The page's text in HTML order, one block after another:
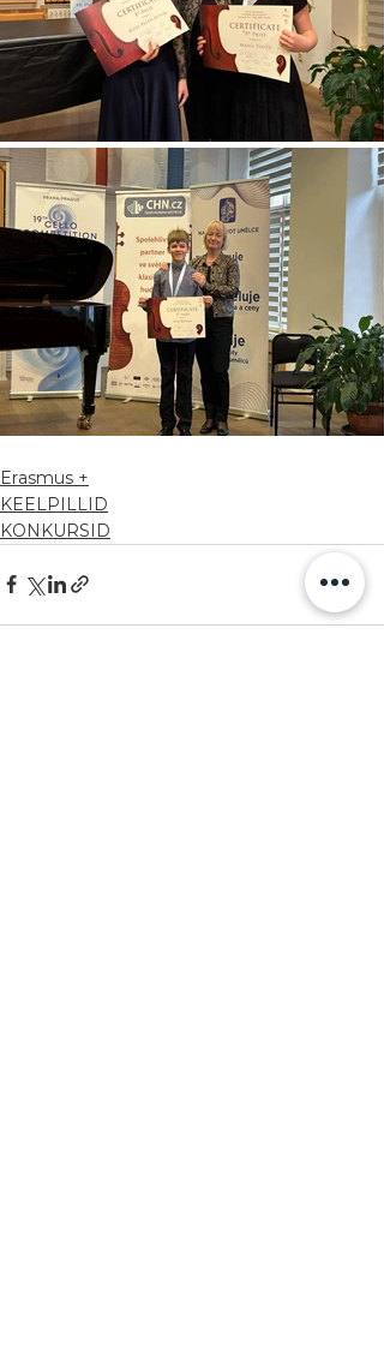
Erasmus +
KEELPILLID
KONKURSID